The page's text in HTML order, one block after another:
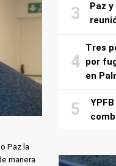
Paz la
manera
Paz
Tres
por
en